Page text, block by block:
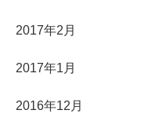
2017年2月
2017年1月
2016年12月